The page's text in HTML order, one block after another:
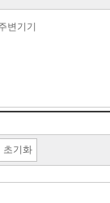
변기기
초기화